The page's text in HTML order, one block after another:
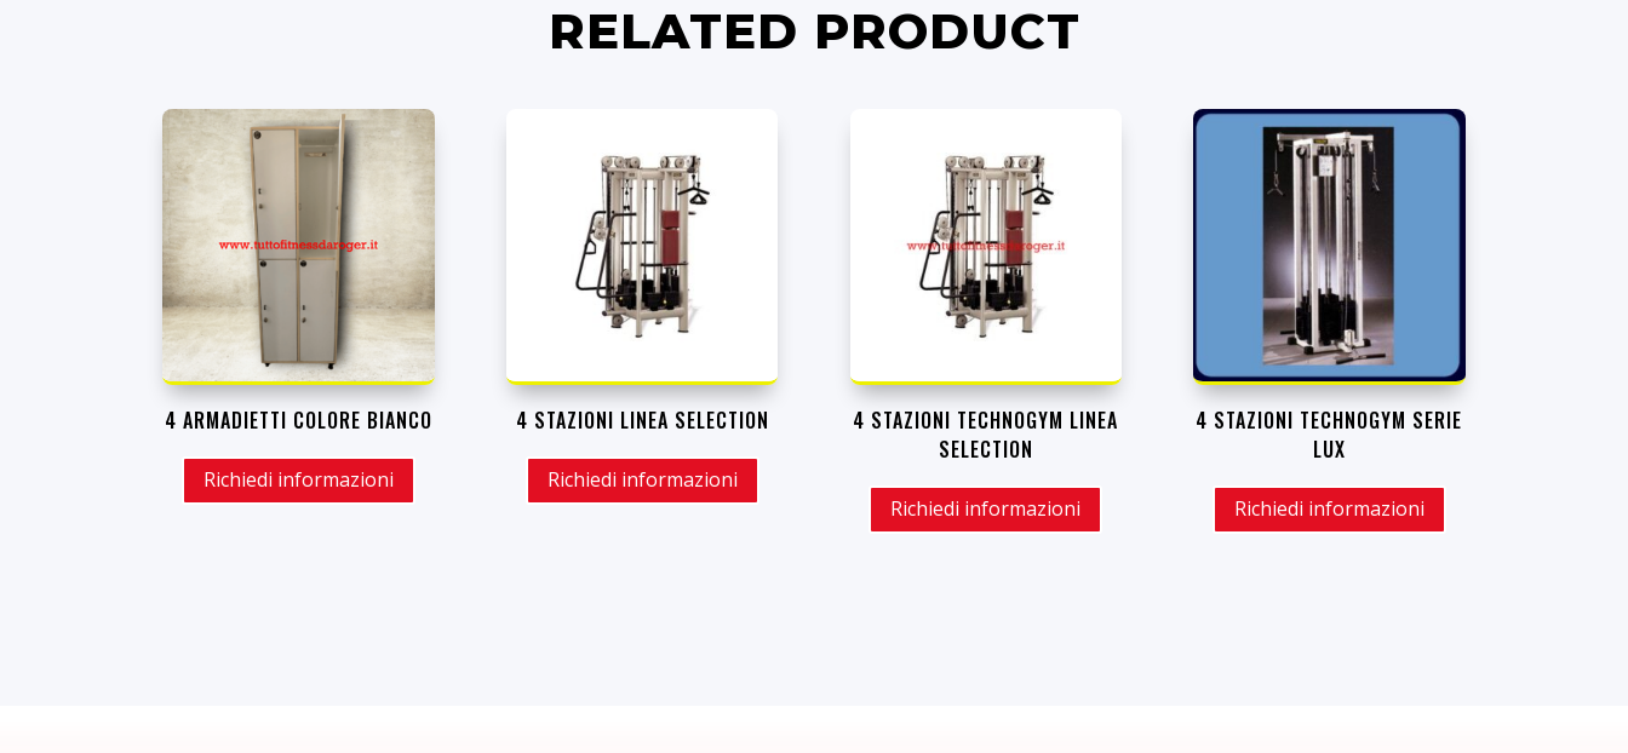
RELATED PRODUCT
4 ARMADIETTI COLORE BIANCO
Richiedi informazioni
4 STAZIONI LINEA SELECTION
Richiedi informazioni
4 STAZIONI TECHNOGYM LINEA
SELECTION
Richiedi informazioni
4 STAZIONI TECHNOGYM SERIE
LUX
Richiedi informazioni